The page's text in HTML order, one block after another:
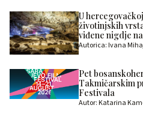
U
životinjskih
viđene nigdje
Autorica: Ivana
Pet
Takmičarskim
Festivala
Autor: Katarina